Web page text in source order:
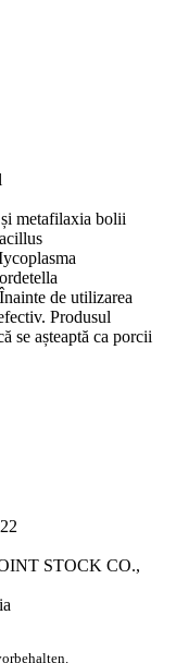
metafilaxia bolii
de utilizarea
Produsul
se așteaptă ca porcii
STOCK CO.,